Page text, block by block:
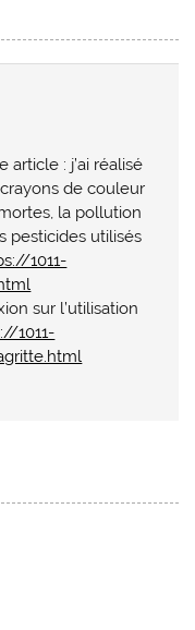
article : j’ai réalisé
de couleur
la pollution
pesticides utilisés
1011-
sur l’utilisation
1011-